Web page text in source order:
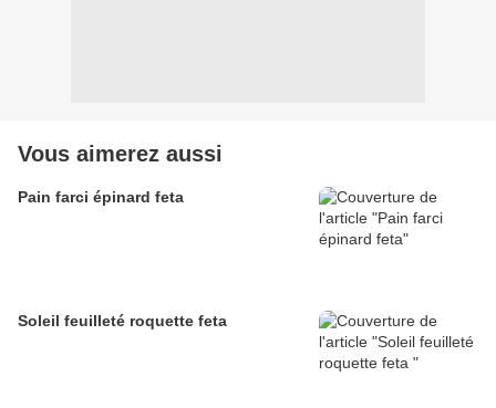
Vous aimerez aussi
Pain farci épinard feta
Soleil feuilleté roquette feta